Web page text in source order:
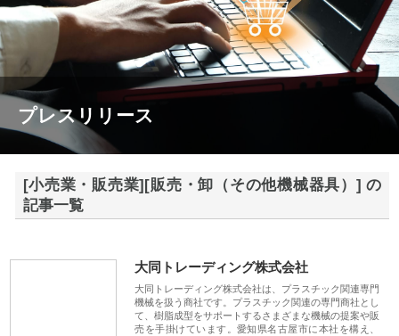
プレスリリース
[小売業・販売業][販売・卸（その他機械器具）] の
記事一覧
大同トレーディング株式会社
大同トレーディング株式会社は、プラスチック関連専門
機械を扱う商社です。プラスチック関連の専門商社とし
て、樹脂成型をサポートするさまざまな機械の提案や販
売を手掛けています。愛知県名古屋市に本社を構え、